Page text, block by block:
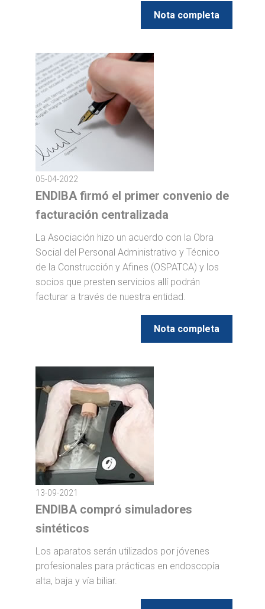
Nota completa
05-04-2022
ENDIBA firmó el primer convenio de
facturación centralizada
La Asociación hizo un acuerdo con la Obra
Social del Personal Administrativo y Técnico
de la Construcción y Afines (OSPATCA) y los
socios que presten servicios allí podrán
facturar a través de nuestra entidad.
Nota completa
13-09-2021
ENDIBA compró simuladores
sintéticos
Los aparatos serán utilizados por jóvenes
profesionales para prácticas en endoscopía
alta, baja y vía biliar.